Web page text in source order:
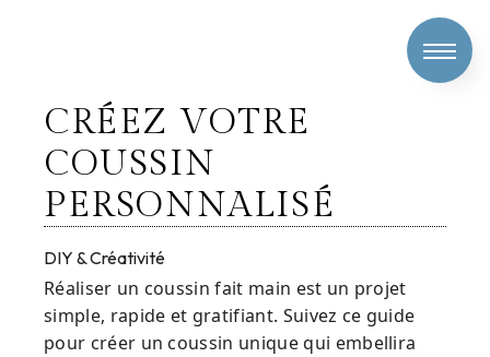
CRÉEZ VOTRE
COUSSIN
PERSONNALISÉ
DIY & Créativité
Réaliser un coussin fait main est un projet
simple, rapide et gratifiant. Suivez ce guide
pour créer un coussin unique qui embellira